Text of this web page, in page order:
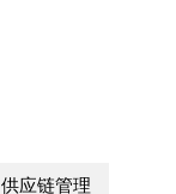
供应链管理